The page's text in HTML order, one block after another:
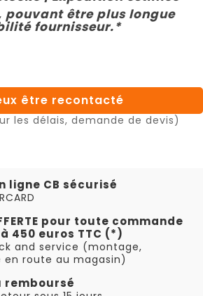
pouvant être plus longue
fournisseur.*
être recontacté
les délais, demande de devis)
ligne CB sécurisé
pour toute commande
450 euros TTC (*)
and service (montage,
route au magasin)
remboursé